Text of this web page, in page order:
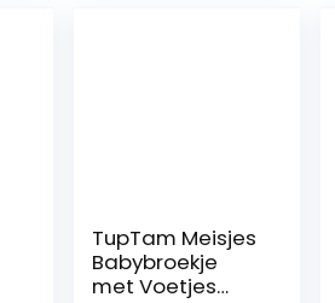
TupTam Meisjes
Babybroekje
met Voetjes